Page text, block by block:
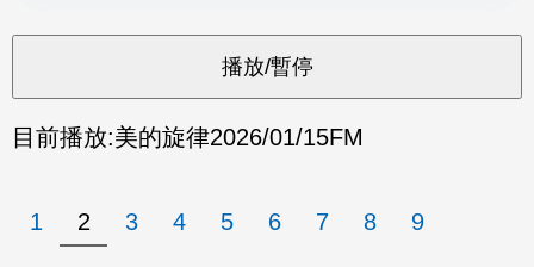
目前播放:美的旋律2026/01/15FM
1 2 3 4 5 6 7 8 9